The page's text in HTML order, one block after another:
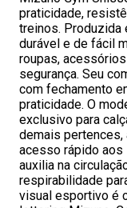
praticidade,
treinos. Produzida
durável e de fácil
roupas,
segurança. Seu
com fechamento
praticidade. O
exclusivo para
demais
acesso rápido aos
auxilia na
respirabilidade
visual esportivo é